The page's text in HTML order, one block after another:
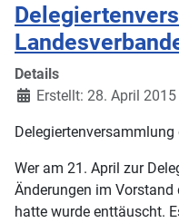
Details
Erstellt: 28. April 2015
Wer am 21. April zur
Änderungen im Vorstand
hatte wurde enttäuscht.